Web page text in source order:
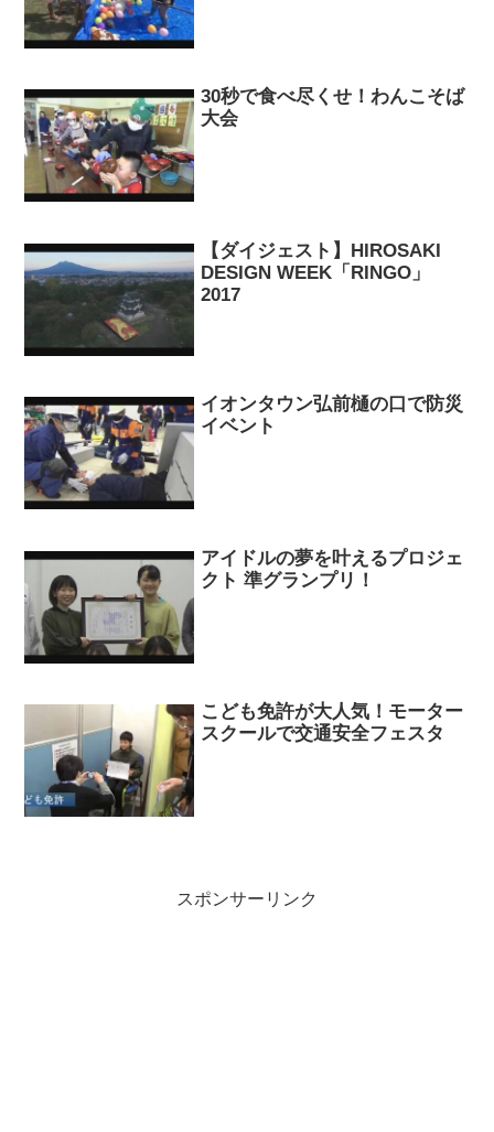
30秒で食べ尽くせ！わんこそば
大会
【ダイジェスト】HIROSAKI
DESIGN WEEK「RINGO」
2017
イオンタウン弘前樋の口で防災
イベント
アイドルの夢を叶えるプロジェ
クト 準グランプリ！
こども免許が大人気！モーター
スクールで交通安全フェスタ
スポンサーリンク